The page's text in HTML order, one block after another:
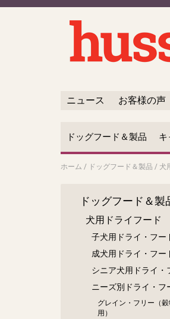
ニュース お客様の声
ドッグフード＆製品 キ
ホーム / ドッグフード＆製品 / 犬
ドッグフード＆製
犬用ドライフード
子犬用ドライ・フー
成犬用ドライ・フー
シニア犬用ドライ・
ニーズ別ドライ・フ
グレイン・フリー（
用）